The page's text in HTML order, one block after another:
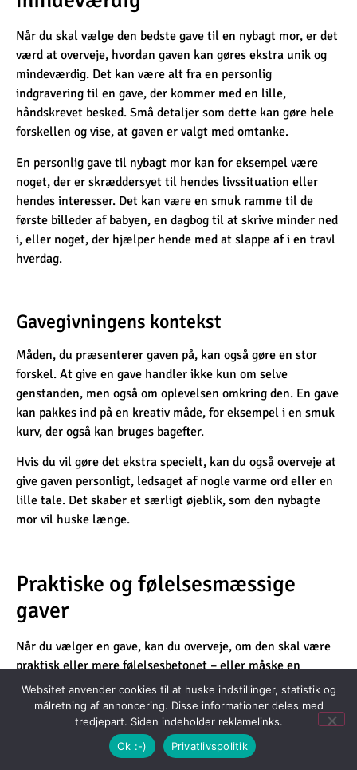
Når du skal vælge den bedste gave til en nybagt mor, er det
værd at overveje, hvordan gaven kan gøres ekstra unik og
mindeværdig. Det kan være alt fra en personlig
indgravering til en gave, der kommer med en lille,
håndskrevet besked. Små detaljer som dette kan gøre hele
forskellen og vise, at gaven er valgt med omtanke.
En personlig gave til nybagt mor kan for eksempel være
noget, der er skræddersyet til hendes livssituation eller
hendes interesser. Det kan være en smuk ramme til de
første billeder af babyen, en dagbog til at skrive minder ned
i, eller noget, der hjælper hende med at slappe af i en travl
hverdag.
Gavegivningens kontekst
Måden, du præsenterer gaven på, kan også gøre en stor
forskel. At give en gave handler ikke kun om selve
genstanden, men også om oplevelsen omkring den. En gave
kan pakkes ind på en kreativ måde, for eksempel i en smuk
kurv, der også kan bruges bagefter.
Hvis du vil gøre det ekstra specielt, kan du også overveje at
give gaven personligt, ledsaget af nogle varme ord eller en
lille tale. Det skaber et særligt øjeblik, som den nybagte
mor vil huske længe.
Praktiske og følelsesmæssige
gaver
Når du vælger en gave, kan du overveje, om den skal være
praktisk eller mere følelsesbetonet – eller måske en
kombination af begge dele. Praktiske gaver kan være ting,
der hjælper hende i hverdagen, mens følelsesmæssige
gaver har en mere sentimental værdi.
En gave til nybagt mor fra far kan med fordel kombinere
Websitet anvender cookies til at huske indstillinger, statistik og
målretning af annoncering. Disse informationer deles med
tredjepart. Siden indeholder reklamelinks.
Ok :-)
Privatlivspolitik